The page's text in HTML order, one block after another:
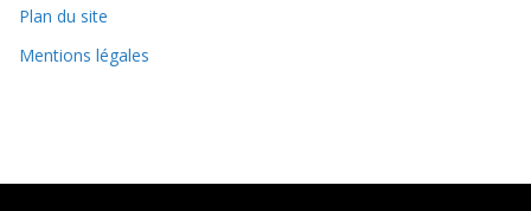
s
Plan du site
Mentions légales